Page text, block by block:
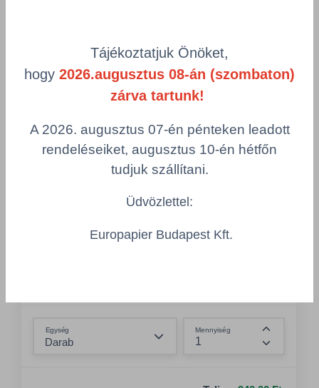
HAZT/31040282
Egység Mennyiség
Összeg
Tájékoztatjuk Önöket,
hogy 2026.augusztus 08-án (szombaton)
zárva tartunk!
A 2026. augusztus 07-én pénteken leadott
rendeléseiket, augusztus 10-én hétfőn
tudjuk szállítani.
Üdvözlettel:
Europapier Budapest Kft.